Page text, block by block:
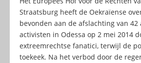
Straatsburg heeft de Oekraïense
bevonden aan de afslachting van 42
activisten in Odessa op 2 mei 2014
extreemrechtse fanatici, terwijl de
toekeek. Na het verbod door de